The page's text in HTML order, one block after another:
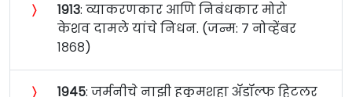
〉 १९१३: व्याकरणकार आणि निबंधकार मोरो
केशव दामले यांचे निधन. (जन्म: ७ नोव्हेंबर
१८६८)
〉 १९४५: जर्मनीचे नाझी हुकूमशहा अ‍ॅडॉल्फ हिटलर